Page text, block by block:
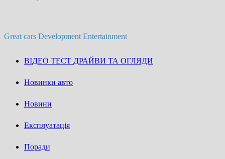
Great cars Development Entertainment
ВІДЕО ТЕСТ ДРАЙВИ ТА ОГЛЯДИ
Новинки авто
Новини
Експлуатація
Поради